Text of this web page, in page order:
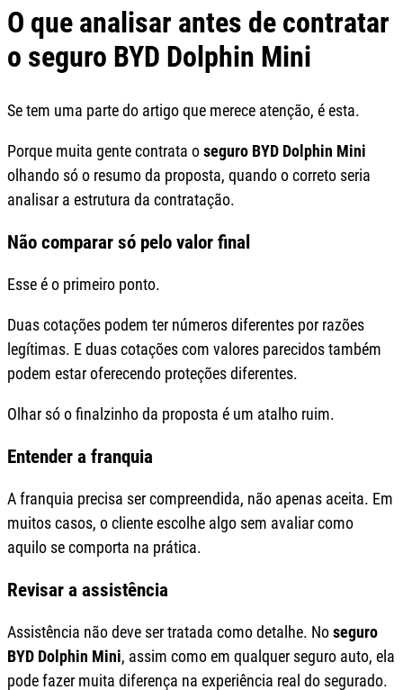
O que analisar antes de contratar
o seguro BYD Dolphin Mini
Se tem uma parte do artigo que merece atenção, é esta.
Porque muita gente contrata oseguro BYD Dolphin Mini
olhando só o resumo da proposta, quando o correto seria
analisar a estrutura da contratação.
Não comparar só pelo valor final
Esse é o primeiro ponto.
Duas cotações podem ter números diferentes por razões
legítimas. E duas cotações com valores parecidos também
podem estar oferecendo proteções diferentes.
Olhar só o finalzinho da proposta é um atalho ruim.
Entender a franquia
A franquia precisa ser compreendida, não apenas aceita. Em
muitos casos, o cliente escolhe algo sem avaliar como
aquilo se comporta na prática.
Revisar a assistência
Assistência não deve ser tratada como detalhe. Noseguro
BYD Dolphin Mini, assim como em qualquer seguro auto, ela
pode fazer muita diferença na experiência real do segurado.